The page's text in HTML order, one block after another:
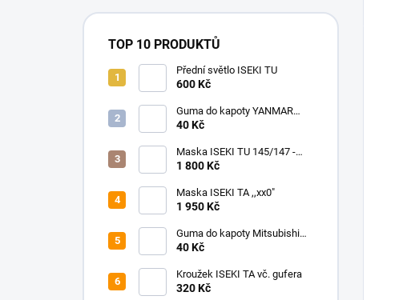
TOP 10 PRODUKTŮ
Přední světlo ISEKI TU
600 Kč
Guma do kapoty YANMAR
F/FX 18-24/195-265
40 Kč
Maska ISEKI TU 145/147 -
245/257
1 800 Kč
Maska ISEKI TA ,,xx0"
1 950 Kč
Guma do kapoty Mitsubishi
MT
40 Kč
Kroužek ISEKI TA vč. gufera
320 Kč